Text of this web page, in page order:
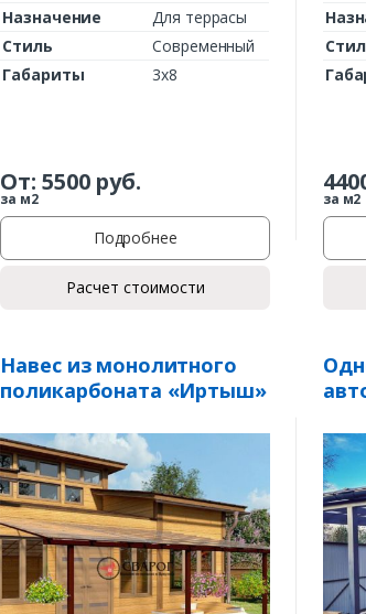
Назначение
Для террасы
Стиль
Современный
Габариты
3х8
От: 5500руб.
за м2
Подробнее
Расчет стоимости
за м2
Навес из монолитного
поликарбоната «Иртыш»